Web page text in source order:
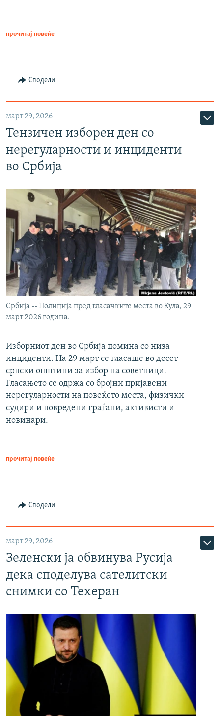
прочитај повеќе
Сподели
март 29, 2026
Тензичен изборен ден со
нерегуларности и инциденти
во Србија
Србија -- Полиција пред гласачките места во Кула, 29
март 2026 година.
Изборниот ден во Србија помина со низа
инциденти. На 29 март се гласаше во десет
српски општини за избор на советници.
Гласањето се одржа со бројни пријавени
нерегуларности на повеќето места, физички
судири и повредени граѓани, активисти и
новинари.
прочитај повеќе
Сподели
март 29, 2026
Зеленски ја обвинува Русија
дека споделува сателитски
снимки со Техеран